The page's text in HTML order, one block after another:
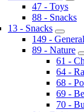
47 - Toys
88 - Snacks
13 - Snacks
149 - General
89 - Nature
61 -
64 -
68 -
69 -
70 -